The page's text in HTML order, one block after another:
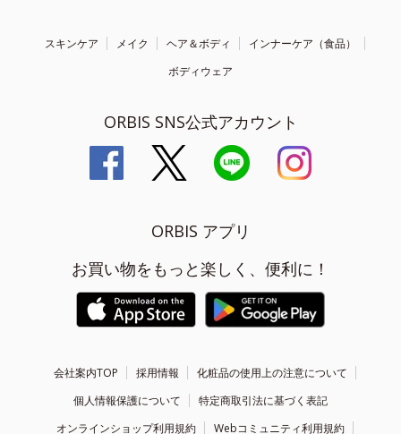
スキンケア メイク ヘア＆ボディ
インナーケア（食品）
ボディウェア
ORBIS SNS公式アカウント
ORBIS アプリ
お買い物をもっと楽しく、便利に！
会社案内TOP 採用情報
化粧品の使用上の注意について
個人情報保護について
特定商取引法に基づく表記
オンラインショップ利用規約
Webコミュニティ利用規約